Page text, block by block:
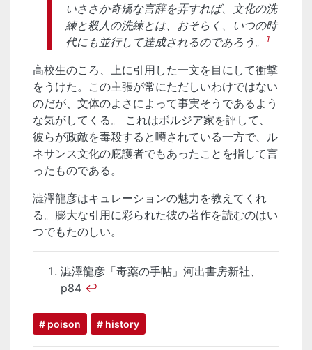
いささか奇矯な言辞を弄すれば、文化の洗
練と殺人の洗練とは、おそらく、いつの時
代にも並行して達成されるのであろう。
1
高校生のころ、上に引用した一文を目にして衝撃
をうけた。この主張が常にただしいわけではない
のだが、文体のよさによって事実そうであるよう
な気がしてくる。 これはボルジア家を評して、
彼らが政敵を毒殺すると噂されている一方で、ル
ネサンス文化の庇護者でもあったことを指して言
ったものである。
澁澤龍彦はキュレーションの魅力を教えてくれ
る。膨大な引用に彩られた彼の著作を読むのはい
つでもたのしい。
澁澤龍彦「毒薬の手帖」河出書房新社、
p84 ↩
# poison # history